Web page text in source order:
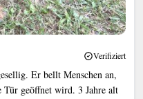
Verifiziert
Er bellt Menschen an,
geöffnet wird. 3 Jahre alt